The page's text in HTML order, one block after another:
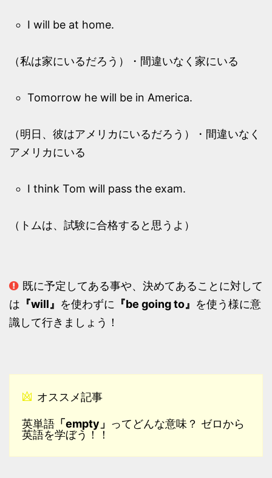
I will be at home.
（私は家にいるだろう）・間違いなく家にいる
Tomorrow he will be in America.
（明日、彼はアメリカにいるだろう）・間違いなく
アメリカにいる
I think Tom will pass the exam.
（トムは、試験に合格すると思うよ）
既に予定してある事や、決めてあることに対して
は 『will』 を使わずに 『be going to』 を使う様に意
識して行きましょう！
オススメ記事
英単語 「empty」
ってどんな意味？ ゼロから
英語を学ぼう！！